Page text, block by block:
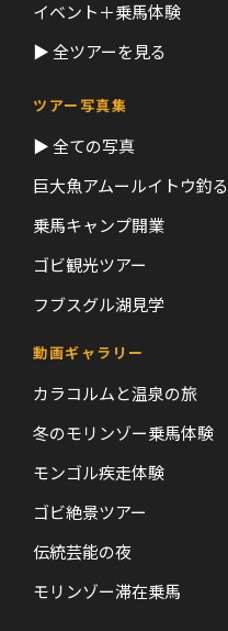
イベント＋乗馬体験
▶ 全ツアーを見る
ツアー写真集
▶ 全ての写真
巨大魚アムールイトウ釣る
乗馬キャンプ開業
ゴビ観光ツアー
フブスグル湖見学
動画ギャラリー
カラコルムと温泉の旅
冬のモリンゾー乗馬体験
モンゴル疾走体験
ゴビ絶景ツアー
伝統芸能の夜
モリンゾー滞在乗馬